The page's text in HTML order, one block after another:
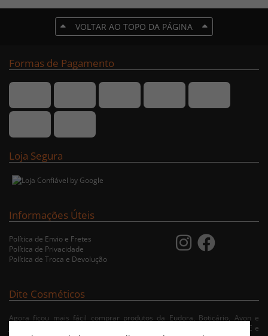
VOLTAR AO TOPO DA PÁGINA
Formas de Pagamento
Loja Segura
Informações Úteis
Política de Envio e Fretes
Política de Privacidade
Política de Troca e Devolução
Dite Cosméticos
Agora ficou mais fácil comprar produtos da Eudora, Boticário, Avon e
Jequiti nas cidades de Recife/PE, Olinda/PE, Paulista/PE, Abreu e Lima/PE e